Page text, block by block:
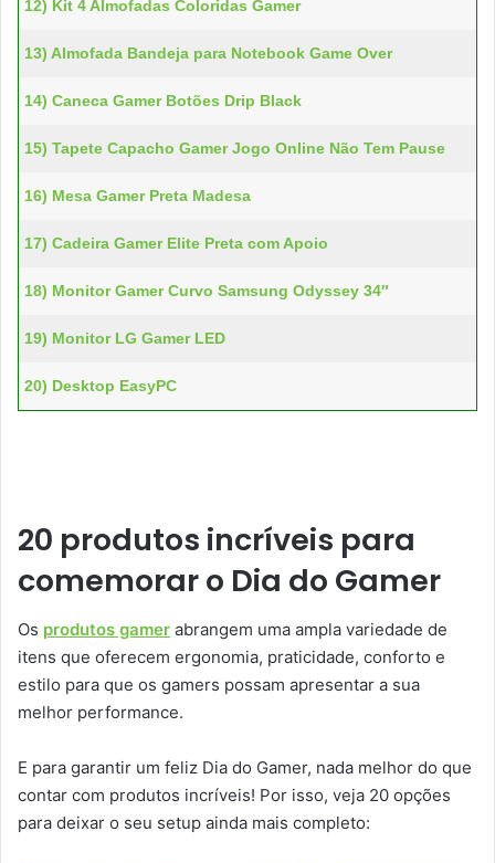
12) Kit 4 Almofadas Coloridas Gamer
13) Almofada Bandeja para Notebook Game Over
14) Caneca Gamer Botões Drip Black
15) Tapete Capacho Gamer Jogo Online Não Tem Pause
16) Mesa Gamer Preta Madesa
17) Cadeira Gamer Elite Preta com Apoio
18) Monitor Gamer Curvo Samsung Odyssey 34″
19) Monitor LG Gamer LED
20) Desktop EasyPC
20 produtos incríveis para
comemorar o Dia do Gamer
Os produtos gamer abrangem uma ampla variedade de
itens que oferecem ergonomia, praticidade, conforto e
estilo para que os gamers possam apresentar a sua
melhor performance.
E para garantir um feliz Dia do Gamer, nada melhor do que
contar com produtos incríveis! Por isso, veja 20 opções
para deixar o seu setup ainda mais completo: